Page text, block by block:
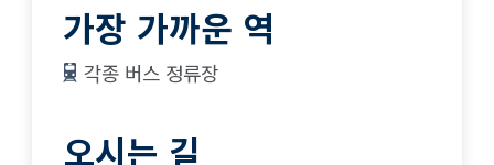
가장 가까운 역
각종 버스 정류장
오시는 길